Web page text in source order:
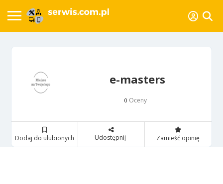
e-masters
0 Oceny
Dodaj do ulubionych Udostępnij Zamieść opinię